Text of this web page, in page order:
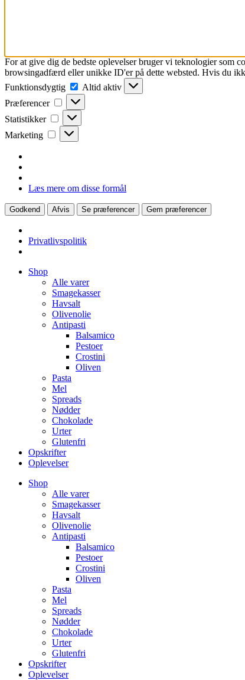
For at give dig de bedste oplevelser bruger vi teknologier som
browsingadfærd eller unikke ID'er på dette websted. Hvis du
Funktionsdygtig
Funktionsdygtig
Altid aktiv
Præferencer
Præferencer
Statistikker Statistikker
Marketing Marketing
Læs mere om disse formål
Godkend Afvis Se præferencer Gem præferencer
Privatlivspolitik
Videre Shop
Alle varer
Smagekasser
Havsalt
Olivenolie
Antipasti
Balsamico
Pestoer
Crostini
Oliven
Pasta
Mel
Spreads
Nødder
Chokolade
Urter
Glutenfri
Opskrifter
Oplevelser
Shop
Alle varer
Smagekasser
Havsalt
Olivenolie
Antipasti
Balsamico
Pestoer
Crostini
Oliven
Pasta
Mel
Spreads
Nødder
Chokolade
Urter
Glutenfri
Opskrifter
Oplevelser